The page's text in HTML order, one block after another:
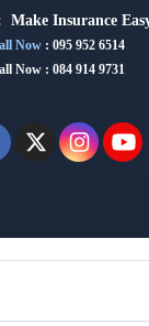
Make Insurance Eas
Now : 095 952 6514
Now : 084 914 9731